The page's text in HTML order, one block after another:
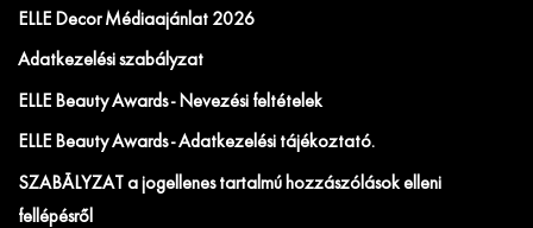
ELLE Decor Médiaajánlat 2026
Adatkezelési szabályzat
ELLE Beauty Awards - Nevezési feltételek
ELLE Beauty Awards - Adatkezelési tájékoztató.
SZABÁLYZAT a jogellenes tartalmú hozzászólások elleni
fellépésről